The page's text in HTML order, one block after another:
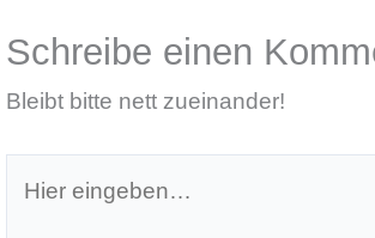
Schreibe einen
Bleibt bitte nett zueinander!
eingeben…